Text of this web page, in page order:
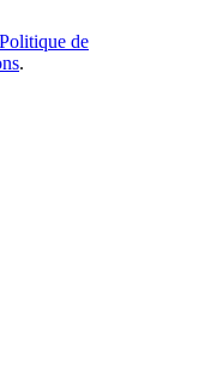
Politique de
.